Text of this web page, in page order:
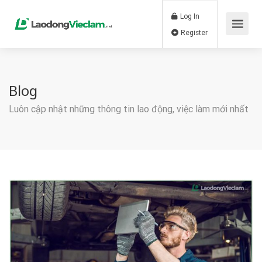
Log In
Blog
Luôn cập nhật những thông tin lao động, việc làm mới nhất